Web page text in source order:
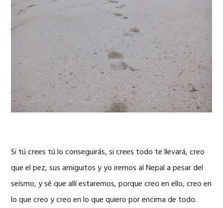
Si tú crees tú lo conseguirás, si crees todo te llevará, creo
que el pez, sus amiguitos y yo iremos al Nepal a pesar del
seísmo, y sé que allí estaremos, porque creo en ello, creo en
lo que creo y creo en lo que quiero por encima de todo.